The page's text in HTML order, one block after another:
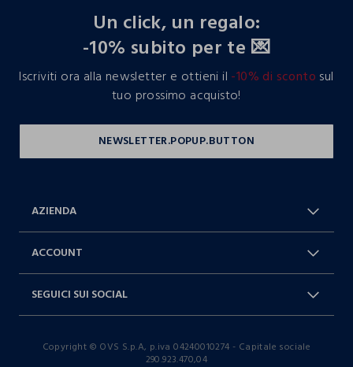
Un click, un regalo:
-10% subito per te 💌
Iscriviti ora alla newsletter e ottieni il -10% di sconto sul
tuo prossimo acquisto!
AZIENDA
Dichiarazione accessibilità
ACCOUNT
9-17)
SEGUICI SUI SOCIAL
TikTok
Copyright © OVS S.p.A, p.iva 04240010274 - Capitale sociale
290.923.470,04